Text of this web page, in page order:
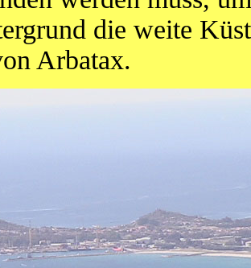
die weite
Arbatax.